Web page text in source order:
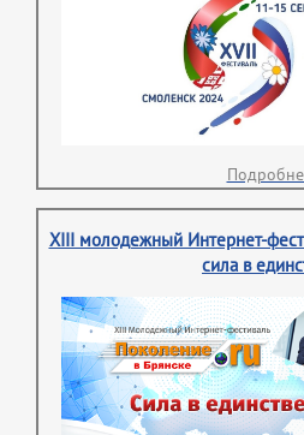
XIII молодежный Интернет-
сила в